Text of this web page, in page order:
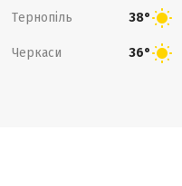
Тернопіль 38°
Черкаси 36°